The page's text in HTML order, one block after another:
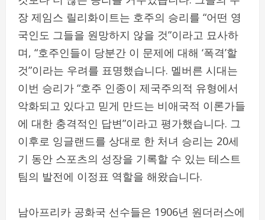
장 제임스 릴리화이트는 호주의 승리를 “어떤 영
국인도 그들을 원망하지 않을 것”이라고 묘사하
며, “호주인들이 당분간 이 문제에 대해 ‘폭격’할
것”이라는 우려를 표명했습니다. 멜버른 시대는
이번 승리가 “호주 인종이 제국주의적 유형에서
악화되고 있다고 믿게 만드는 비애국적 이론가들
에 대한 충격적인 답변”이라고 평가했습니다. 그
이후로 잉글랜드를 상대로 한 처녀 승리는 20세
기 동안 스포츠의 성장을 기록할 수 있는 테스트
팀의 발전에 이정표 역할을 해왔습니다.
남아프리카 공화국 선수들은 1906년 원더러스에